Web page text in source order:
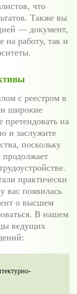
что
Также вы
— документ,
на работу, так и
с реестром в
широкие
на
и заслужите
поскольку
практически
вас появилась
о высшем
В нашем
ведущих